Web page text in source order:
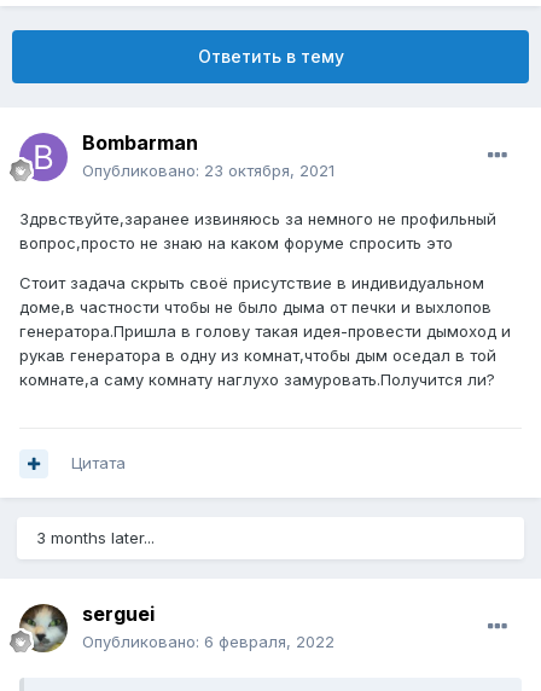
Ответить в тему
Bombarman
Опубликовано: 23 октября, 2021
Здрвствуйте,заранее извиняюсь за немного не профильный
вопрос,просто не знаю на каком форуме спросить это
Стоит задача скрыть своё присутствие в индивидуальном
доме,в частности чтобы не было дыма от печки и выхлопов
генератора.Пришла в голову такая идея-провести дымоход и
рукав генератора в одну из комнат,чтобы дым оседал в той
комнате,а саму комнату наглухо замуровать.Получится ли?
Цитата
3 months later...
serguei
Опубликовано: 6 февраля, 2022